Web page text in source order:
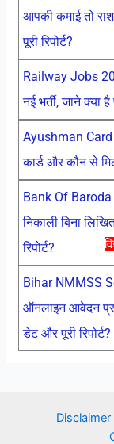
आपकी कमाई तो
पूरी रिपोर्ट?
Railway Jobs
नई भर्ती, जाने क्या
Ayushman
कार्ड और कौन से
Bank Of
निकाली बिना
रिपोर्ट?
Bihar NMMSS
ऑनलाइन आवेदन
डेट और पूरी रिपोर्ट?
Disclaimer